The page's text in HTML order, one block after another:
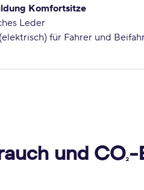
Komfortsitze
Leder
für Fahrer und
und CO2-